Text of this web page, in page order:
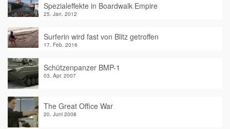
Spezialeffekte in Boardwalk Empire
25. Jan. 2012
Surferin wird fast von Blitz getroffen
17. Feb. 2016
Schützenpanzer BMP-1
03. Apr. 2007
The Great Office War
20. Juni 2008